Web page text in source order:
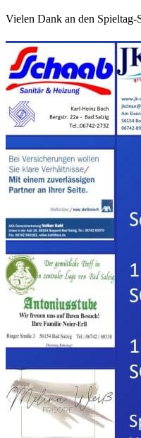
Vielen Dank an den